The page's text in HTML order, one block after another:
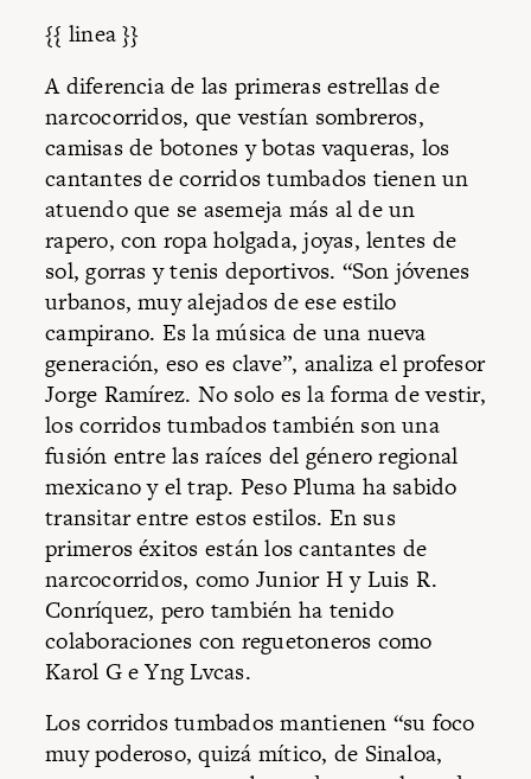
{{ linea }}
A diferencia de las primeras estrellas de
narcocorridos, que vestían sombreros,
camisas de botones y botas vaqueras, los
cantantes de corridos tumbados tienen un
atuendo que se asemeja más al de un
rapero, con ropa holgada, joyas, lentes de
sol, gorras y tenis deportivos. “Son jóvenes
urbanos, muy alejados de ese estilo
campirano. Es la música de una nueva
generación, eso es clave”, analiza el profesor
Jorge Ramírez. No solo es la forma de vestir,
los corridos tumbados también son una
fusión entre las raíces del género regional
mexicano y el trap. Peso Pluma ha sabido
transitar entre estos estilos. En sus
primeros éxitos están los cantantes de
narcocorridos, como Junior H y Luis R.
Conríquez, pero también ha tenido
colaboraciones con reguetoneros como
Karol G e Yng Lvcas.
Los corridos tumbados mantienen “su foco
muy poderoso, quizá mítico, de Sinaloa,